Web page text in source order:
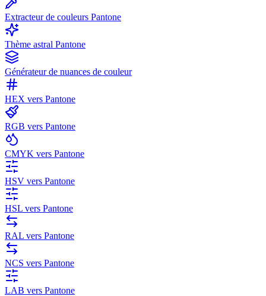
Extracteur de couleurs Pantone
Thème astral Pantone
Générateur de nuances de couleur
HEX vers Pantone
RGB vers Pantone
CMYK vers Pantone
HSV vers Pantone
HSL vers Pantone
RAL vers Pantone
NCS vers Pantone
LAB vers Pantone